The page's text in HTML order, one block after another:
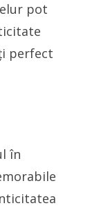
pot
perfect
în